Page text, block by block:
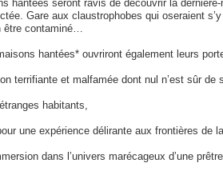
hantées seront ravis de découvrir la
Gare aux claustrophobes qui oseraient
être contaminé…
hantées* ouvriront également leurs
terrifiante et malfamée dont nul n’est sûr de
habitants,
une expérience délirante aux frontières de
dans l’univers marécageux d’une